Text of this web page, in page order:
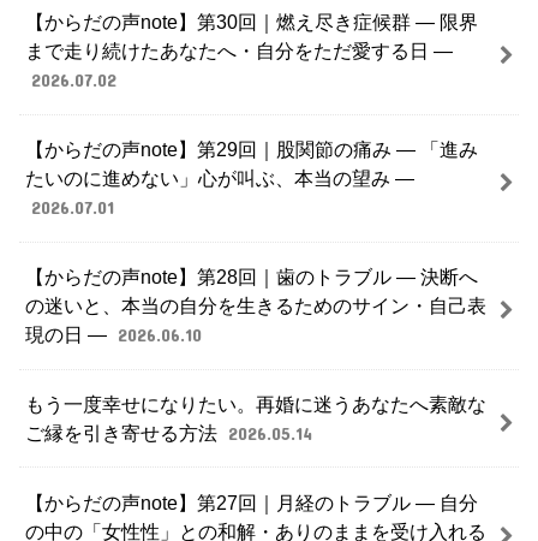
【からだの声note】第30回｜燃え尽き症候群 ― 限界
まで走り続けたあなたへ・自分をただ愛する日 ―
2026.07.02
【からだの声note】第29回｜股関節の痛み ― 「進み
たいのに進めない」心が叫ぶ、本当の望み ―
2026.07.01
【からだの声note】第28回｜歯のトラブル ― 決断へ
の迷いと、本当の自分を生きるためのサイン・自己表
現の日 ― 2026.06.10
もう一度幸せになりたい。再婚に迷うあなたへ素敵な
ご縁を引き寄せる方法 2026.05.14
【からだの声note】第27回｜月経のトラブル ― 自分
の中の「女性性」との和解・ありのままを受け入れる